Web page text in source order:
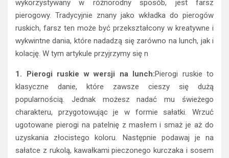
wykorzystywany w różnorodny sposób, jest farsz
pierogowy. Tradycyjnie znany jako wkładka do pierogów
ruskich, farsz ten może być przekształcony w kreatywne i
wykwintne dania, które nadadzą się zarówno na lunch, jak i
kolację. W tym artykule przyjrzymy się n
1. Pierogi ruskie w wersji na lunch:Pierogi ruskie to
klasyczne danie, które zawsze cieszy się dużą
popularnością. Jednak możesz nadać mu świeżego
charakteru, przygotowując je w formie sałatki. Wrzuć
ugotowane pierogi na patelnię z masłem i smaż je aż do
uzyskania złocistego koloru. Następnie podawaj je na
sałatce z rukolą, kawałkami pieczonego kurczaka i sosem